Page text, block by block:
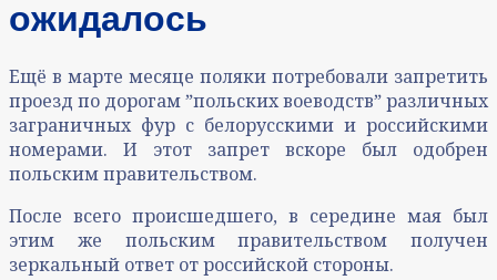
ожидалось
Ещё в марте месяце поляки потребовали запретить
проезд по дорогам ˮпольских воеводствˮ различных
заграничных фур с белорусскими и российскими
номерами. И этот запрет вскоре был одобрен
польским правительством.
После всего происшедшего, в середине мая был
этим же польским правительством получен
зеркальный ответ от российской стороны.